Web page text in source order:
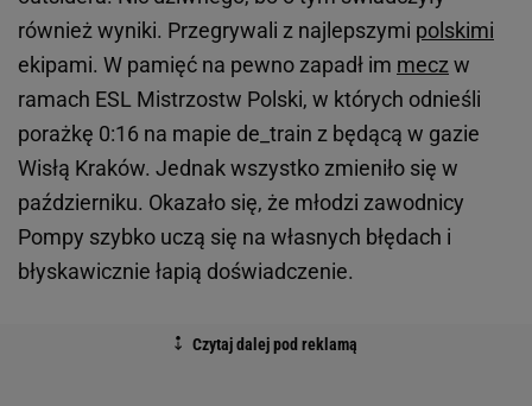
również wyniki. Przegrywali z najlepszymi polskimi
ekipami. W pamięć na pewno zapadł im mecz w
ramach ESL Mistrzostw Polski, w których odnieśli
porażkę 0:16 na mapie de_train z będącą w gazie
Wisłą Kraków. Jednak wszystko zmieniło się w
październiku. Okazało się, że młodzi zawodnicy
Pompy szybko uczą się na własnych błędach i
błyskawicznie łapią doświadczenie.